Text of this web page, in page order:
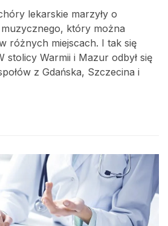
lekarskie marzyły o
który można
różnych miejscach. I tak się
stolicy Warmii i Mazur odbył się
z Gdańska, Szczecina i